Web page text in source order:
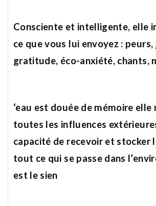
Consciente et intelligente, elle
ce que vous lui envoyez : peurs,
gratitude, éco-anxiété, chants,
‘eau est douée de mémoire elle
toutes les influences
capacité de recevoir et stocker
tout ce qui se passe dans
est le sien